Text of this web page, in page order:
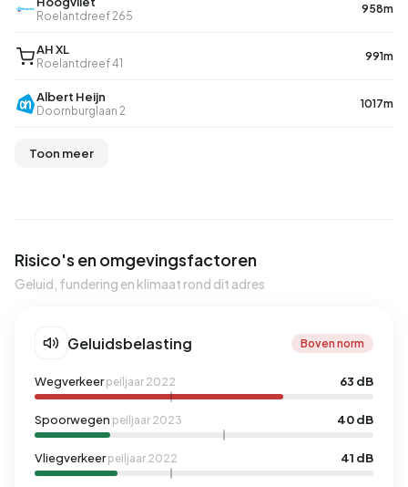
Roelantdreef 265
958m
AH XL
Roelantdreef 41
991m
Albert Heijn
Doornburglaan 2
1017m
Toon meer
Risico's en omgevingsfactoren
Geluid, fundering en klimaat rond dit adres
Geluidsbelasting Boven norm
Wegverkeerpeiljaar 2022 63 dB
Spoorwegen peiljaar 2023 40 dB
Vliegverkeerpeiljaar 2022 41 dB